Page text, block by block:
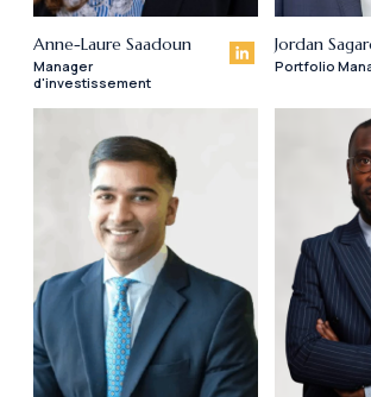
Anne-Laure Saadoun
Manager
d'investissement
Jordan
Portfolio